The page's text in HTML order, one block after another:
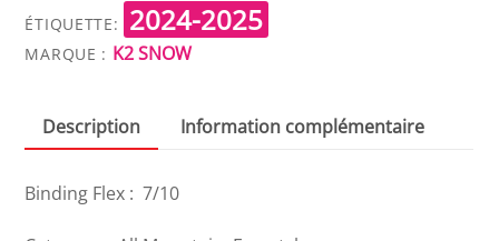
ÉTIQUETTE: 2024-2025
MARQUE : K2 SNOW
Description Information complémentaire
Binding Flex : 7/10